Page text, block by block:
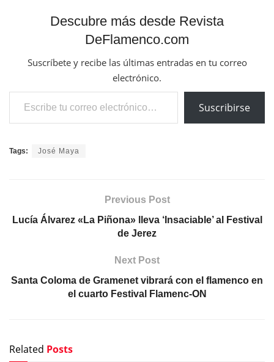
Descubre más desde Revista
DeFlamenco.com
Suscríbete y recibe las últimas entradas en tu correo
electrónico.
Escribe tu correo electrónico…
Suscribirse
Tags: José Maya
Previous Post
Lucía Álvarez «La Piñona» lleva ‘Insaciable’ al Festival
de Jerez
Next Post
Santa Coloma de Gramenet vibrará con el flamenco en
el cuarto Festival Flamenc-ON
Related Posts